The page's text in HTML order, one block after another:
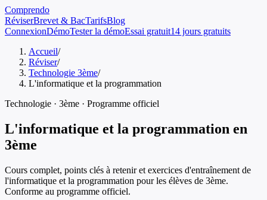
Comprendo
RéviserBrevet & BacTarifsBlog
ConnexionDémoTester la démoEssai gratuit14 jours gratuits
Accueil/
Réviser/
Technologie 3ème/
L'informatique et la programmation
Technologie · 3ème · Programme officiel
L'informatique et la programmation en
3ème
Cours complet, points clés à retenir et exercices d'entraînement de
l'informatique et la programmation pour les élèves de 3ème.
Conforme au programme officiel.